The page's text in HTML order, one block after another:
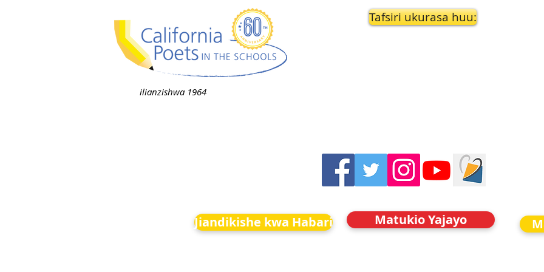
ilianzishwa 1964
Tafsiri ukurasa huu:
Jiandikishe kwa Habari Matukio Yajayo